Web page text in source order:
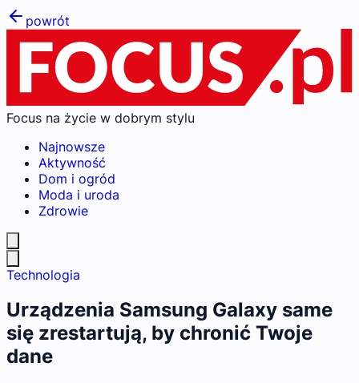
powrót
Focus na życie w dobrym stylu
Najnowsze
Aktywność
Dom i ogród
Moda i uroda
Zdrowie
Technologia
Urządzenia Samsung Galaxy same
się zrestartują, by chronić Twoje
dane